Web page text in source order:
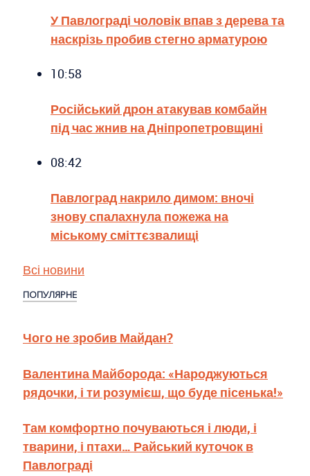
У Павлограді чоловік впав з дерева та
наскрізь пробив стегно арматурою
10:58
Російський дрон атакував комбайн
під час жнив на Дніпропетровщині
08:42
Павлоград накрило димом: вночі
знову спалахнула пожежа на
міському сміттєзвалищі
Всі новини
ПОПУЛЯРНЕ
Чого не зробив Майдан?
Валентина Майборода: «Народжуються
рядочки, і ти розумієш, що буде пісенька!»
Там комфортно почуваються і люди, і
тварини, і птахи… Райський куточок в
Павлограді